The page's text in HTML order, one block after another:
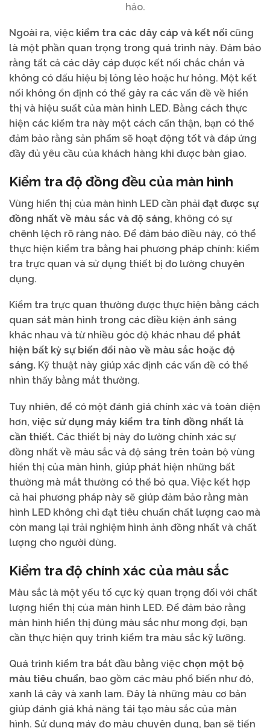
hảo.
Ngoài ra, việc kiểm tra các dây cáp và kết nối cũng
là một phần quan trọng trong quá trình này. Đảm bảo
rằng tất cả các dây cáp được kết nối chắc chắn và
không có dấu hiệu bị lỏng lẻo hoặc hư hỏng. Một kết
nối không ổn định có thể gây ra các vấn đề về hiển
thị và hiệu suất của màn hình LED. Bằng cách thực
hiện các kiểm tra này một cách cẩn thận, bạn có thể
đảm bảo rằng sản phẩm sẽ hoạt động tốt và đáp ứng
đầy đủ yêu cầu của khách hàng khi được bàn giao.
Kiểm tra độ đồng đều của màn hình
Vùng hiển thị của màn hình LED cần phải đạt được sự
đồng nhất về màu sắc và độ sáng, không có sự
chênh lệch rõ ràng nào. Để đảm bảo điều này, có thể
thực hiện kiểm tra bằng hai phương pháp chính: kiểm
tra trực quan và sử dụng thiết bị đo lường chuyên
dụng.
Kiểm tra trực quan thường được thực hiện bằng cách
quan sát màn hình trong các điều kiện ánh sáng
khác nhau và từ nhiều góc độ khác nhau để phát
hiện bất kỳ sự biến đổi nào về màu sắc hoặc độ
sáng. Kỹ thuật này giúp xác định các vấn đề có thể
nhìn thấy bằng mắt thường.
Tuy nhiên, để có một đánh giá chính xác và toàn diện
hơn, việc sử dụng máy kiểm tra tính đồng nhất là
cần thiết. Các thiết bị này đo lường chính xác sự
đồng nhất về màu sắc và độ sáng trên toàn bộ vùng
hiển thị của màn hình, giúp phát hiện những bất
thường mà mắt thường có thể bỏ qua. Việc kết hợp
cả hai phương pháp này sẽ giúp đảm bảo rằng màn
hình LED không chỉ đạt tiêu chuẩn chất lượng cao mà
còn mang lại trải nghiệm hình ảnh đồng nhất và chất
lượng cho người dùng.
Kiểm tra độ chính xác của màu sắc
Màu sắc là một yếu tố cực kỳ quan trọng đối với chất
lượng hiển thị của màn hình LED. Để đảm bảo rằng
màn hình hiển thị đúng màu sắc như mong đợi, bạn
cần thực hiện quy trình kiểm tra màu sắc kỹ lưỡng.
Quá trình kiểm tra bắt đầu bằng việc chọn một bộ
màu tiêu chuẩn, bao gồm các màu phổ biến như đỏ,
xanh lá cây và xanh lam. Đây là những màu cơ bản
giúp đánh giá khả năng tái tạo màu sắc của màn
hình. Sử dụng máy đo màu chuyên dụng, bạn sẽ tiến